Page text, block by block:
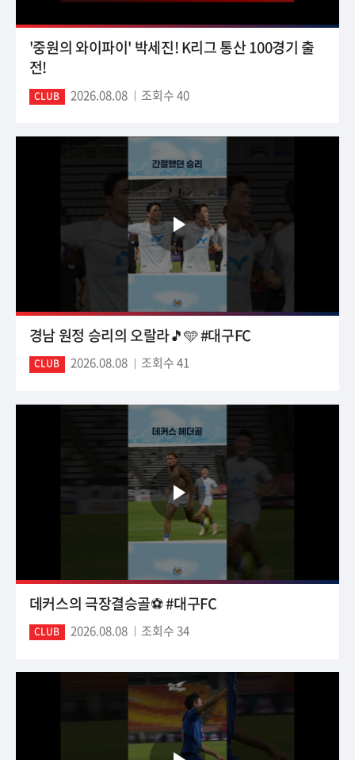
'중원의 와이파이' 박세진! K리그 통산 100경기 출
전!
CLUB 2026.08.08 조회수 40
경남 원정 승리의 오랄라🎵🩵 #대구FC
CLUB 2026.08.08 조회수 41
데커스의 극장결승골⚽️ #대구FC
CLUB 2026.08.08 조회수 34